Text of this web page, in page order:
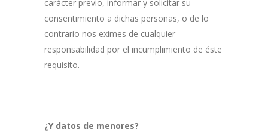
carácter previo, informar y solicitar su
consentimiento a dichas personas, o de lo
contrario nos eximes de cualquier
responsabilidad por el incumplimiento de éste
requisito.
¿Y datos de menores?